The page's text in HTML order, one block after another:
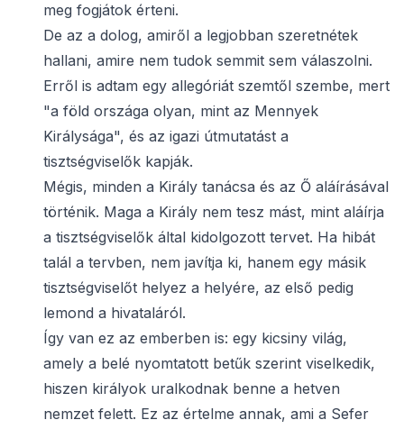
meg fogjátok érteni.
De az a dolog, amiről a legjobban szeretnétek
hallani, amire nem tudok semmit sem válaszolni.
Erről is adtam egy allegóriát szemtől szembe, mert
"a föld országa olyan, mint az Mennyek
Királysága", és az igazi útmutatást a
tisztségviselők kapják.
Mégis, minden a Király tanácsa és az Ő aláírásával
történik. Maga a Király nem tesz mást, mint aláírja
a tisztségviselők által kidolgozott tervet. Ha hibát
talál a tervben, nem javítja ki, hanem egy másik
tisztségviselőt helyez a helyére, az első pedig
lemond a hivataláról.
Így van ez az emberben is: egy kicsiny világ,
amely a belé nyomtatott betűk szerint viselkedik,
hiszen királyok uralkodnak benne a hetven
nemzet felett. Ez az értelme annak, ami a Sefer